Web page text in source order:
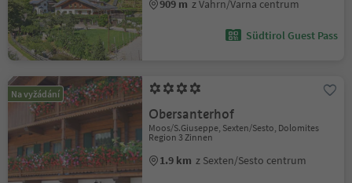
909 m z Vahrn/Varna centrum
Südtirol Guest Pass
Na vyžádání
Obersanterhof
Moos/S.Giuseppe, Sexten/Sesto, Dolomites
Region 3 Zinnen
1.9 km z Sexten/Sesto centrum